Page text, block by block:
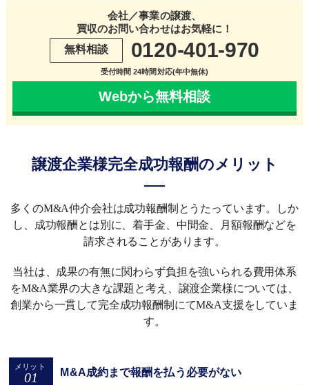
会社／事業の譲渡、
買収のお問い合わせはお気軽に！
無料相談
0120-401-970
受付時間 24時間対応(年中無休)
Webから無料相談
譲渡企業様完全成功報酬のメリット
多くのM&A仲介会社は成功報酬制とうたっています。しか
し、成功報酬とは別に、着手金、中間金、月額報酬などを
請求されることがあります。
当社は、成果の有無に関わらず負担を強いられる費用体系
をM&A業界の大きな課題と考え、譲渡企業様については、
創業から一貫して完全成功報酬制にてM&A支援をしていま
す。
M&A成約まで報酬を払う必要がない